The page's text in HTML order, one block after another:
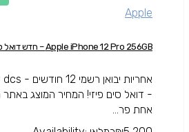
Apple
Apple iPhone 12 Pro 256GB – חדש דואל סים פיזי
- דואל סים פיזי! המחיר המוצג באתר
אחת פר...